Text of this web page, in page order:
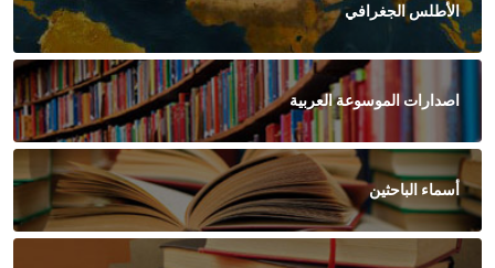
الأطلس الجغرافي
اصدارات الموسوعة العربية
أسماء الباحثين